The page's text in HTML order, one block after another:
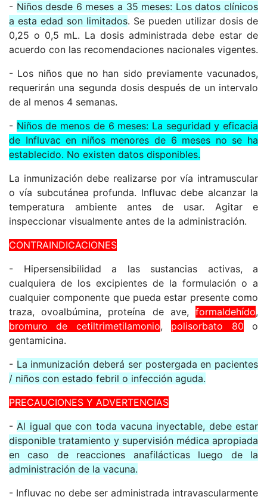
- Niños desde 6 meses a 35 meses: Los datos clínicos
a esta edad son limitados. Se pueden utilizar dosis de
0,25 o 0,5 mL. La dosis administrada debe estar de
acuerdo con las recomendaciones nacionales vigentes.
- Los niños que no han sido previamente vacunados,
requerirán una segunda dosis después de un intervalo
de al menos 4 semanas.
- Niños de menos de 6 meses: La seguridad y eficacia
de Influvac en niños menores de 6 meses no se ha
establecido. No existen datos disponibles.
La inmunización debe realizarse por vía intramuscular
o vía subcutánea profunda. Influvac debe alcanzar la
temperatura ambiente antes de usar. Agitar e
inspeccionar visualmente antes de la administración.
CONTRAINDICACIONES
- Hipersensibilidad a las sustancias activas, a
cualquiera de los excipientes de la formulación o a
cualquier componente que pueda estar presente como
traza, ovoalbúmina, proteína de ave, formaldehído,
bromuro de cetiltrimetilamonio, polisorbato 80 o
gentamicina.
- La inmunización deberá ser postergada en pacientes
/ niños con estado febril o infección aguda.
PRECAUCIONES Y ADVERTENCIAS
-Al igual que con toda vacuna inyectable, debe estar
disponible tratamiento y supervisión médica apropiada
en caso de reacciones anafilácticas luego de la
administración de la vacuna.
- Influvac no debe ser administrada intravascularmente